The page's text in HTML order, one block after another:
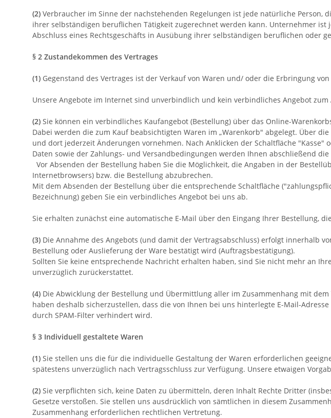
(2) Verbraucher im Sinne der nachstehenden Regelungen ist jede natürliche
ihrer selbständigen beruflichen Tätigkeit zugerechnet werden kann. Unternehmer
Abschluss eines Rechtsgeschäfts in Ausübung ihrer selbständigen beruflichen oder
§ 2 Zustandekommen des Vertrages
(1) Gegenstand des Vertrages ist der Verkauf von Waren und/ oder die Erbringung
Unsere Angebote im Internet sind unverbindlich und kein verbindliches Angebot zum
(2) Sie können ein verbindliches Kaufangebot (Bestellung) über das Online-
Dabei werden die zum Kauf beabsichtigten Waren im „Warenkorb" abgelegt. Über
und dort jederzeit Änderungen vornehmen. Nach Anklicken der Schaltfläche
Daten sowie der Zahlungs- und Versandbedingungen werden Ihnen abschließend
Vor Absenden der Bestellung haben Sie die Möglichkeit, die Angaben in der
Internetbrowsers) bzw. die Bestellung abzubrechen.
Mit dem Absenden der Bestellung über die entsprechende Schaltfläche
Bezeichnung) geben Sie ein verbindliches Angebot bei uns ab.
Sie erhalten zunächst eine automatische E-Mail über den Eingang Ihrer Bestellung,
(3) Die Annahme des Angebots (und damit der Vertragsabschluss) erfolgt innerhalb
Bestellung oder Auslieferung der Ware bestätigt wird (Auftragsbestätigung).
Sollten Sie keine entsprechende Nachricht erhalten haben, sind Sie nicht mehr an
unverzüglich zurückerstattet.
(4) Die Abwicklung der Bestellung und Übermittlung aller im Zusammenhang mit
haben deshalb sicherzustellen, dass die von Ihnen bei uns hinterlegte E-Mail-
durch SPAM-Filter verhindert wird.
§ 3 Individuell gestaltete Waren
(1) Sie stellen uns die für die individuelle Gestaltung der Waren erforderlichen
spätestens unverzüglich nach Vertragsschluss zur Verfügung. Unsere etwaigen
(2) Sie verpflichten sich, keine Daten zu übermitteln, deren Inhalt Rechte Dritter
Gesetze verstoßen. Sie stellen uns ausdrücklich von sämtlichen in diesem
Zusammenhang erforderlichen rechtlichen Vertretung.